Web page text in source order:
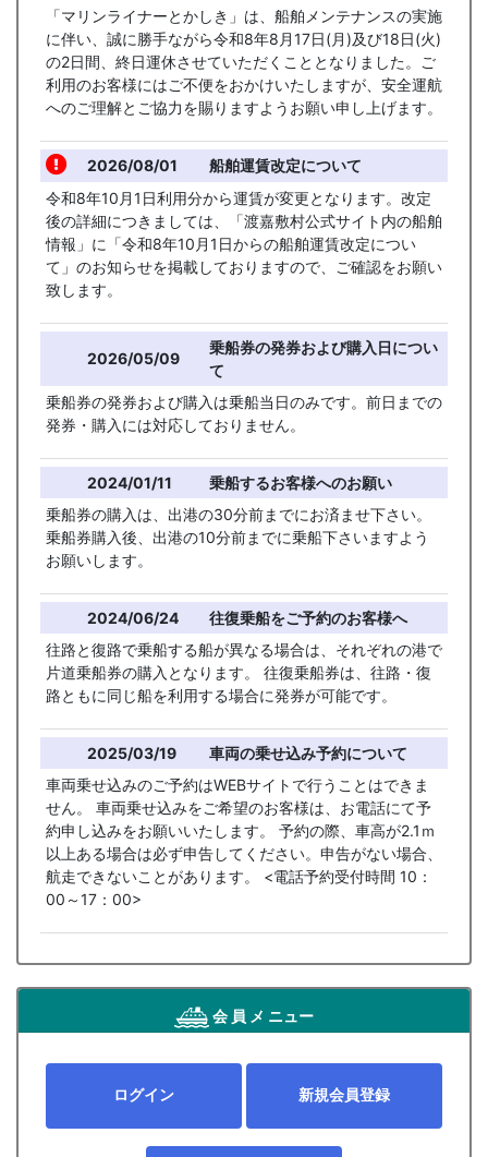
「マリンライナーとかしき」は、船舶メンテナンスの実施
に伴い、誠に勝手ながら令和8年8月17日(月)及び18日(火)
の2日間、終日運休させていただくこととなりました。ご
利用のお客様にはご不便をおかけいたしますが、安全運航
へのご理解とご協力を賜りますようお願い申し上げます。
2026/08/01
船舶運賃改定について
令和8年10月1日利用分から運賃が変更となります。改定
後の詳細につきましては、「渡嘉敷村公式サイト内の船舶
情報」に「令和8年10月1日からの船舶運賃改定につい
て」のお知らせを掲載しておりますので、ご確認をお願い
致します。
2026/05/09
乗船券の発券および購入日につい
て
乗船券の発券および購入は乗船当日のみです。前日までの
発券・購入には対応しておりません。
2024/01/11
乗船するお客様へのお願い
乗船券の購入は、出港の30分前までにお済ませ下さい。
乗船券購入後、出港の10分前までに乗船下さいますよう
お願いします。
2024/06/24
往復乗船をご予約のお客様へ
往路と復路で乗船する船が異なる場合は、それぞれの港で
片道乗船券の購入となります。 往復乗船券は、往路・復
路ともに同じ船を利用する場合に発券が可能です。
2025/03/19
車両の乗せ込み予約について
車両乗せ込みのご予約はWEBサイトで行うことはできま
せん。 車両乗せ込みをご希望のお客様は、お電話にて予
約申し込みをお願いいたします。 予約の際、車高が2.1ｍ
以上ある場合は必ず申告してください。申告がない場合、
航走できないことがあります。 <電話予約受付時間 10：
00～17：00>
会 員 メ ニュー
ログイン 新規会員登録